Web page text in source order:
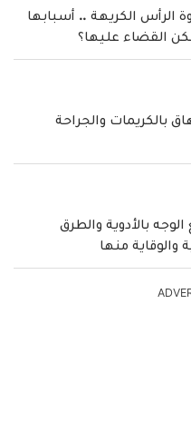
الرأس الكريهة .. أسبابها
القضاء عليها؟
بالكريمات والجراحة
الوجه بالأدوية والطرق
والوقاية منها